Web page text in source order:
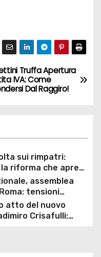
Truffa Apertura
IVA: Come
Dal Raggiro!
sui rimpatri:
riforma che apre
dall’UE e accelera
assemblea
tensioni
e proteste
del partito di
atto del nuovo
Crisafulli: